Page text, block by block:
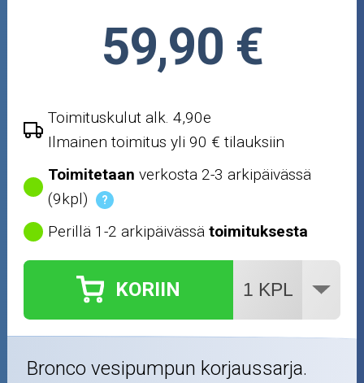
59,90 €
Toimituskulut alk. 4,90e
Ilmainen toimitus yli 90 € tilauksiin
Toimitetaan verkosta 2-3 arkipäivässä
(9kpl)
?
Perillä 1-2 arkipäivässätoimituksesta
KORIIN
Bronco vesipumpun korjaussarja.